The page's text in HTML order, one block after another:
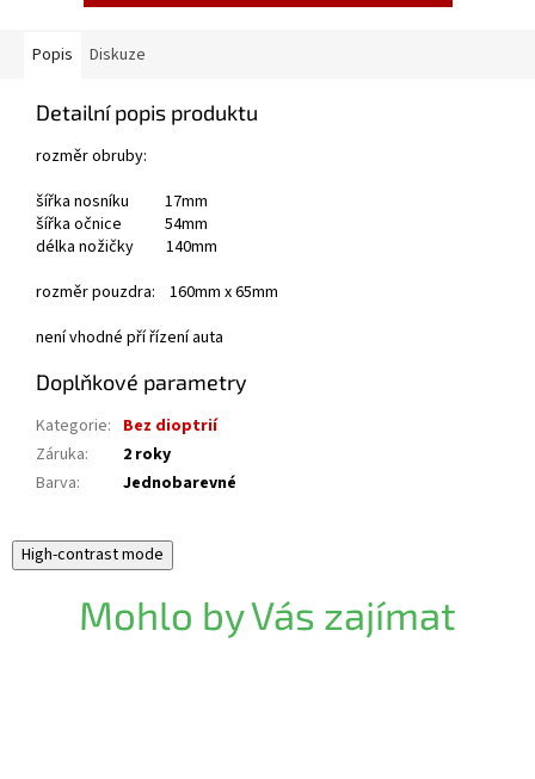
Popis Diskuze
Detailní popis produktu
rozměr obruby:
šířka nosníku 17mm
šířka očnice 54mm
délka nožičky 140mm
rozměr pouzdra: 160mm x 65mm
není vhodné pří řízení auta
Doplňkové parametry
Kategorie: Bez dioptrií
Záruka:
2 roky
Barva: Jednobarevné
High-contrast mode
Mohlo by Vás zajímat